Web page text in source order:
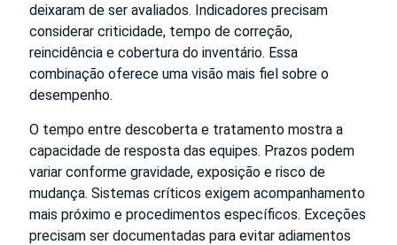
deixaram de ser avaliados. Indicadores precisam
considerar criticidade, tempo de correção,
reincidência e cobertura do inventário. Essa
combinação oferece uma visão mais fiel sobre o
desempenho.
O tempo entre descoberta e tratamento mostra a
capacidade de resposta das equipes. Prazos podem
variar conforme gravidade, exposição e risco de
mudança. Sistemas críticos exigem acompanhamento
mais próximo e procedimentos específicos. Exceções
precisam ser documentadas para evitar adiamentos